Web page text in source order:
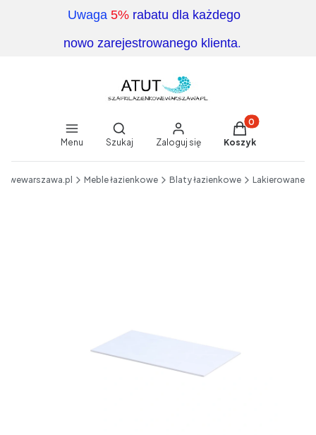
Uwaga 5% rabatu dla każdego
nowo zarejestrowanego klienta.
Menu
Otwórz wyszukiwarkę
Szukaj Zaloguj się
Produkty w
Koszyk
Meble łazienkowe Blaty łazienkowe Lakierowane